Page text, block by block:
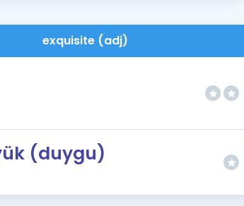
exquisite (adj)
(duygu)